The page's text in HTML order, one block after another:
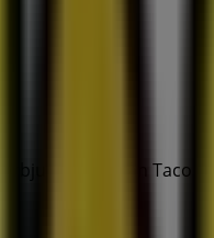
från Taco Bar